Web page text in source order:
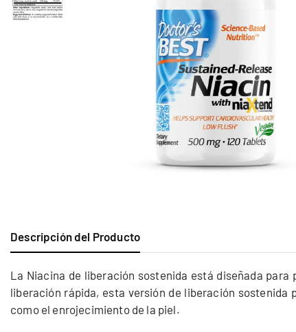
Descripción del Producto
La Niacina de liberación sostenida está diseñada
liberación rápida, esta versión de liberación sostenida
como el enrojecimiento de la piel.